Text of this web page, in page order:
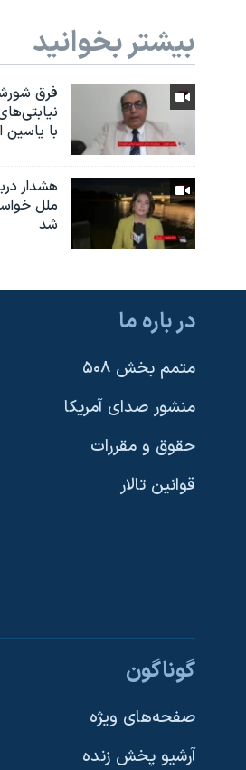
دنبال کنید
بیشتر بخوانید
فرق
با یاسین
هشدار
ملل
شد
در باره ما
متمم بخش ۵۰۸
منشور صدای آمریکا
حقوق و مقررات
قوانین تالار
گوناگون
صفحه‌های ویژه
آرشیو پخش زنده